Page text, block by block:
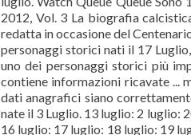
2012, Vol. 3 La biografia
redatta in occasione del
personaggi storici nati il 17
uno dei personaggi storici più
contiene informazioni ricavate ...
dati anagrafici siano
nate il 3 Luglio. 13 luglio: 2 luglio:
16 luglio: 17 luglio: 18 luglio: 19